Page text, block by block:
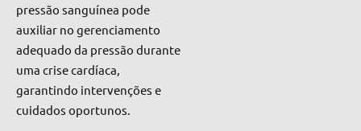
pressão sanguínea pode
auxiliar no gerenciamento
adequado da pressão durante
uma crise cardíaca,
garantindo intervenções e
cuidados oportunos.